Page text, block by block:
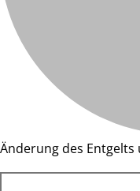
Änderung des